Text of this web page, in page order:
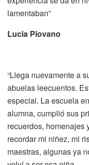
lamentaban”
Lucia Piovano
“Llega nuevamente a
abuelas leecuentos.
especial. La escuela
alumna, cumplió sus
recuerdos, homenajes
recordar mi niñez, mi
maestras, algunas ya